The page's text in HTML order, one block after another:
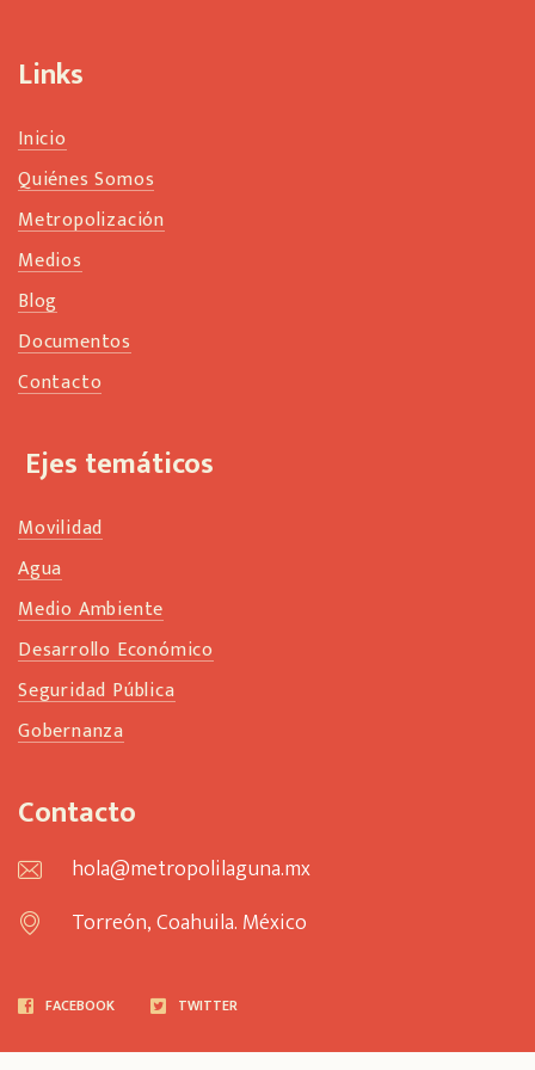
k
Links
Inicio
Quiénes Somos
Metropolización
Medios
Blog
Documentos
Contacto
Ejes temáticos
Movilidad
Agua
Medio Ambiente
Desarrollo Económico
Seguridad Pública
Gobernanza
Contacto
hola@metropolilaguna.mx
Torreón, Coahuila. México
FACEBOOK TWITTER